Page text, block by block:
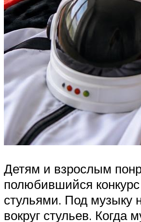
Детям и взрослым
полюбившийся
стульями. Под музыку
вокруг стульев. Когда